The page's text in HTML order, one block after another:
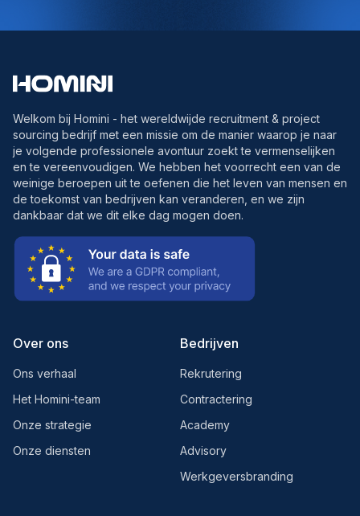
Welkom bij Homini - het wereldwijde recruitment & project
sourcing bedrijf met een missie om de manier waarop je naar
je volgende professionele avontuur zoekt te vermenselijken
en te vereenvoudigen. We hebben het voorrecht een van de
weinige beroepen uit te oefenen die het leven van mensen en
de toekomst van bedrijven kan veranderen, en we zijn
dankbaar dat we dit elke dag mogen doen.
Over ons
Ons verhaal
Het Homini-team
Onze strategie
Onze diensten
Bedrijven
Rekrutering
Contractering
Academy
Advisory
Werkgeversbranding